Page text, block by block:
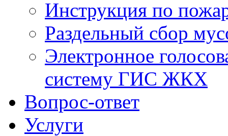
Инструкция по
Раздельный сбор
Электронное
систему ГИС ЖКХ
Вопрос-ответ
Услуги